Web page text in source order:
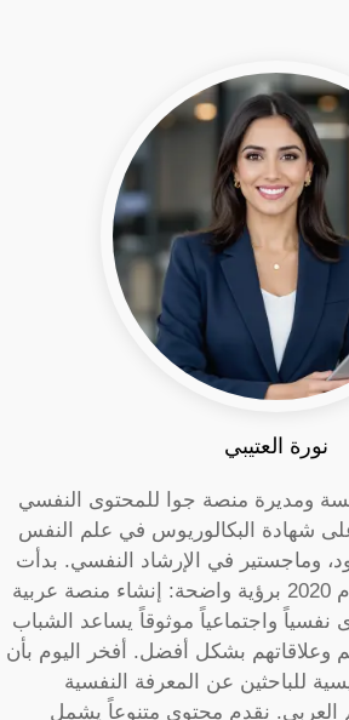
نورة العتيبي
ومديرة منصة جوا للمحتوى النفسي
شهادة البكالوريوس في علم النفس
وماجستير في الإرشاد النفسي. بدأت
رحلتي مع جوا في عام 2020 برؤية واضحة: إنشاء منصة عربية
واجتماعياً موثوقاً يساعد الشباب
وعلاقاتهم بشكل أفضل. أفخر اليوم بأن
للباحثين عن المعرفة النفسية
العربي. نقدم محتوى متنوعاً يشمل